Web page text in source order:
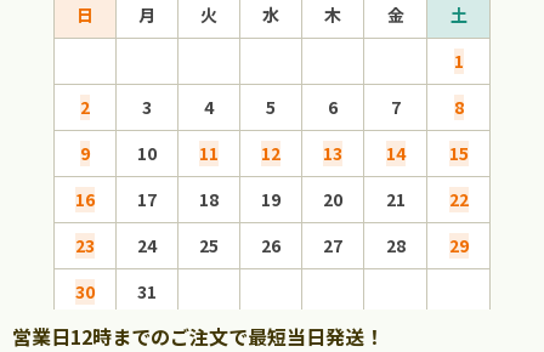
日 月 火 水 木 金
土
1
2
3 4 5 6 7
8
9
10 11 12 13 14
15
16
17 18 19 20 21
22
23
24 25 26 27 28
29
30
31
営業日12時までのご注文で最短当日発送！